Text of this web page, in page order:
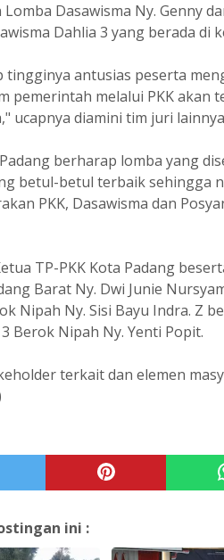
Dasawisma Ny. Genny
Dahlia 3 yang berada di
tingginya antusias peserta
pemerintah melalui PKK akan
ucapnya diamini tim juri
berharap lomba yang
betul-betul terbaik sehingga
PKK, Dasawisma dan
TP-PKK Kota Padang
Barat Ny. Dwi Junie
Nipah Ny. Sisi Bayu Indra. Z
Berok Nipah Ny. Yenti Popit.
terkait dan elemen
ini :